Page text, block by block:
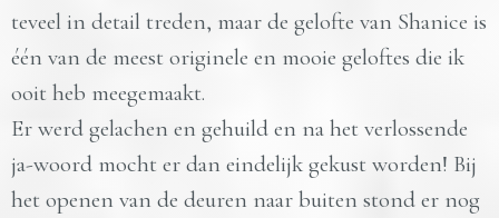
teveel in detail treden, maar de gelofte van Shanice is
één van de meest originele en mooie geloftes die ik
ooit heb meegemaakt.
Er werd gelachen en gehuild en na het verlossende
ja-woord mocht er dan eindelijk gekust worden! Bij
het openen van de deuren naar buiten stond er nog